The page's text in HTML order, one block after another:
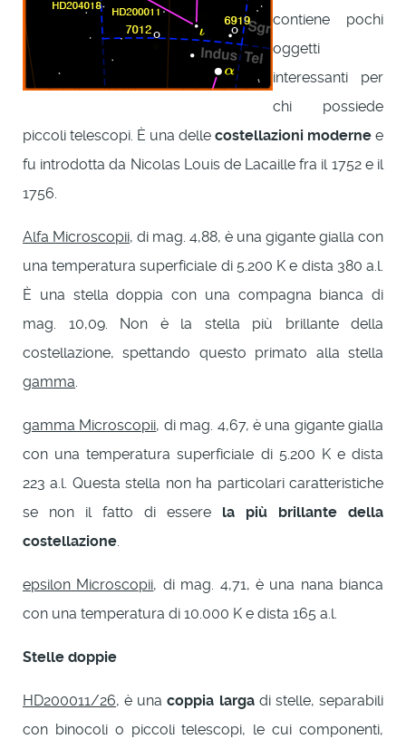
contiene pochi
oggetti
interessanti per
chi possiede
piccoli telescopi. È una delle costellazioni moderne e
fu introdotta da Nicolas Louis de Lacaille fra il 1752 e il
1756.
Alfa Microscopii, di mag. 4,88, è una gigante gialla con
una temperatura superficiale di 5.200 K e dista 380 a.l.
È una stella doppia con una compagna bianca di
mag. 10,09. Non è la stella più brillante della
costellazione, spettando questo primato alla stella
gamma.
gamma Microscopii, di mag. 4,67, è una gigante gialla
con una temperatura superficiale di 5.200 K e dista
223 a.l. Questa stella non ha particolari caratteristiche
se non il fatto di essere la più brillante della
costellazione.
epsilon Microscopii, di mag. 4,71, è una nana bianca
con una temperatura di 10.000 K e dista 165 a.l.
Stelle doppie
HD200011/26, è unacoppia largadi stelle, separabili
con binocoli o piccoli telescopi, le cui componenti,